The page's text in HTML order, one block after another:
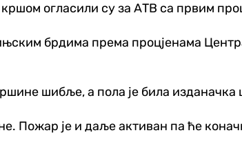
огласили су за АТВ са првим
брдима према процјенама
шибље, а пола је била изданачка
Пожар је и даље активан па ће